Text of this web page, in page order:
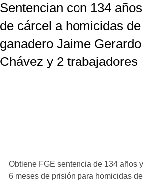
Sentencian con 134 años
de cárcel a homicidas de
ganadero Jaime Gerardo
Chávez y 2 trabajadores
Obtiene FGE sentencia de 134 años y
6 meses de prisión para homicidas de